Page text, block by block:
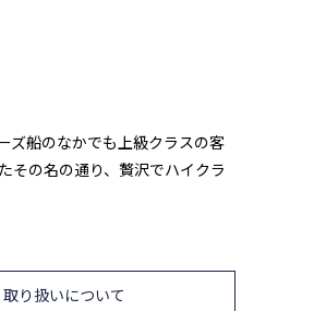
ズ船のなかでも上級クラスの客
その名の通り、贅沢でハイクラ
り扱いについて